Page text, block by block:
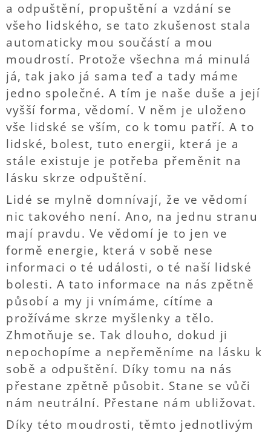
a odpuštění, propuštění a vzdání se
všeho lidského, se tato zkušenost stala
automaticky mou součástí a mou
moudrostí. Protože všechna má minulá
já, tak jako já sama teď a tady máme
jedno společné. A tím je naše duše a její
vyšší forma, vědomí. V něm je uloženo
vše lidské se vším, co k tomu patří. A to
lidské, bolest, tuto energii, která je a
stále existuje je potřeba přeměnit na
lásku skrze odpuštění.
Lidé se mylně domnívají, že ve vědomí
nic takového není. Ano, na jednu stranu
mají pravdu. Ve vědomí je to jen ve
formě energie, která v sobě nese
informaci o té události, o té naší lidské
bolesti. A tato informace na nás zpětně
působí a my ji vnímáme, cítíme a
prožíváme skrze myšlenky a tělo.
Zhmotňuje se. Tak dlouho, dokud ji
nepochopíme a nepřeměníme na lásku k
sobě a odpuštění. Díky tomu na nás
přestane zpětně působit. Stane se vůči
nám neutrální. Přestane nám ubližovat.
Díky této moudrosti, těmto jednotlivým